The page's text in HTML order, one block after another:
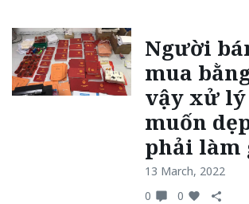
Người
mua
vậy xử
muốn
phải làm
13 March, 2022
0
0